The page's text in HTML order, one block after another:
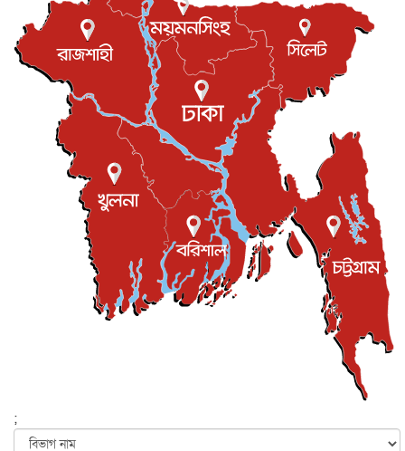
বিনোদন ৬ আগস্ট, ২০২৬
যুক্তরাজ্যে বসবাসরত জাতীয়তাবাদী কুলাউড়াবাসীর মত বিনিময়
সভা...
ইউকে কমিউনিটি ৫ আগস্ট, ২০২৬
প্রধানমন্ত্রীকে সৌদি আরব সফরের আমন্ত্রণ
জাতীয় ৫ আগস্ট, ২০২৬
জুলাই গণ-অভ্যুত্থান দিবস আজ, স্মরণে দেশজুড়ে কর্মসূচি
জাতীয় ৫ আগস্ট, ২০২৬
জনগণ পরিবর্তন চেয়েছে বলেই জুলাই আন্দোলন সফল :
৫ আগস্ট, ২০২৬
বেনজীর আহমেদের সঙ্গে পরীমনির ঘনিষ্ঠ সম্পর্ক ছিল : নাসির
মাহম...
জাতীয় ৫ আগস্ট, ২০২৬
হরমুজ নিয়ে ইরান-মার্কিন চুক্তি হতে পারে আজ : মার্কিন অর্থমন...
৫ আগস্ট, ২০২৬
পৃথিবীর দিকে আসছে বিধ্বংসী বস্তু, পারমাণবিক বোমা দিয়ে করা
আন্তর্জাতিক ৫ আগস্ট, ২০২৬
;